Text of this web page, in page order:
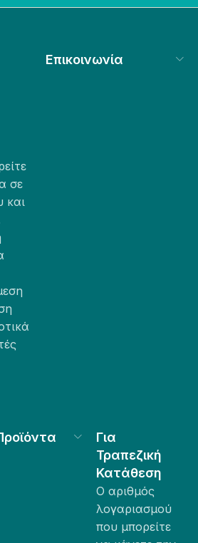
σε
και
Επικοινωνία
Για
Τραπεζική
Κατάθεση
Ο αριθμός
λογαριασμού
που μπορείτε